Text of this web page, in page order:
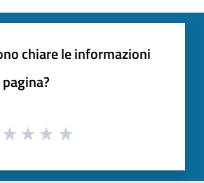
chiare le informazioni